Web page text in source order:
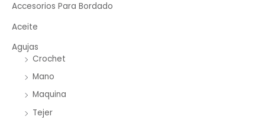
Accesorios Para Bordado
Aceite
Agujas
Crochet
Mano
Maquina
Tejer